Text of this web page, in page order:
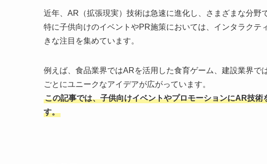
近年、AR（拡張現実）技術は急速に進化し、さまざまな分野
特に子供向けのイベントやPR施策においては、インタラクテ
きな注目を集めています。
例えば、食品業界ではARを活用した食育ゲーム、建設業界で
ごとにユニークなアイデアが広がっています。
この記事では、子供向けイベントやプロモーションにAR技
す。